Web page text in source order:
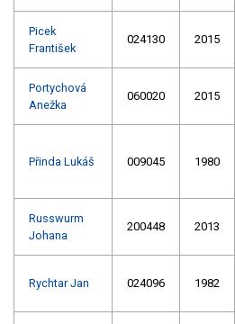
Picek
František
024130 2015
Portychová
Anežka
060020 2015
Přinda Lukáš 009045 1980
Russwurm
Johana
200448 2013
Rychtar Jan 024096 1982